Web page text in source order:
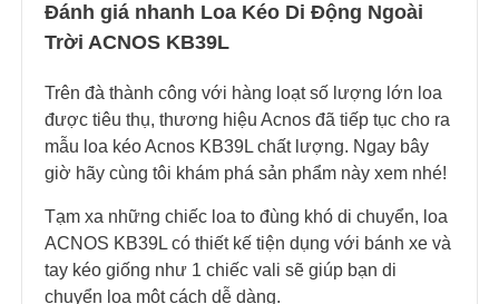
Đánh giá nhanh Loa Kéo Di Động Ngoài
Trời ACNOS KB39L
Trên đà thành công với hàng loạt số lượng lớn loa
được tiêu thụ, thương hiệu Acnos đã tiếp tục cho ra
mẫu loa kéo Acnos KB39L chất lượng. Ngay bây
giờ hãy cùng tôi khám phá sản phẩm này xem nhé!
Tạm xa những chiếc loa to đùng khó di chuyển, loa
ACNOS KB39L có thiết kế tiện dụng với bánh xe và
tay kéo giống như 1 chiếc vali sẽ giúp bạn di
chuyển loa một cách dễ dàng.